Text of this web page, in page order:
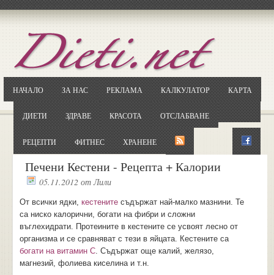
НАЧАЛО ЗА НАС РЕКЛАМА КАЛКУЛАТОР КАРТА
ДИЕТИ ЗДРАВЕ КРАСОТА ОТСЛАБВАНЕ
РЕЦЕПТИ ФИТНЕС ХРАНЕНЕ
Печени Кестени - Рецепта + Калории
05.11.2012 отЛили
От всички ядки, кестенитесъдържат най-малко мазнини. Те
са ниско калорични, богати на фибри и сложни
въглехидрати. Протеините в кестените се усвоят лесно от
организма и се сравняват с тези в яйцата. Кестените са
богати на витамин С. Съдържат още калий, желязо,
магнезий, фолиева киселина и т.н.
ОтворетеGoogle.bg
Потърсете "Cloxy"
Кликнете на първия резултат
... и я въведете в полето: